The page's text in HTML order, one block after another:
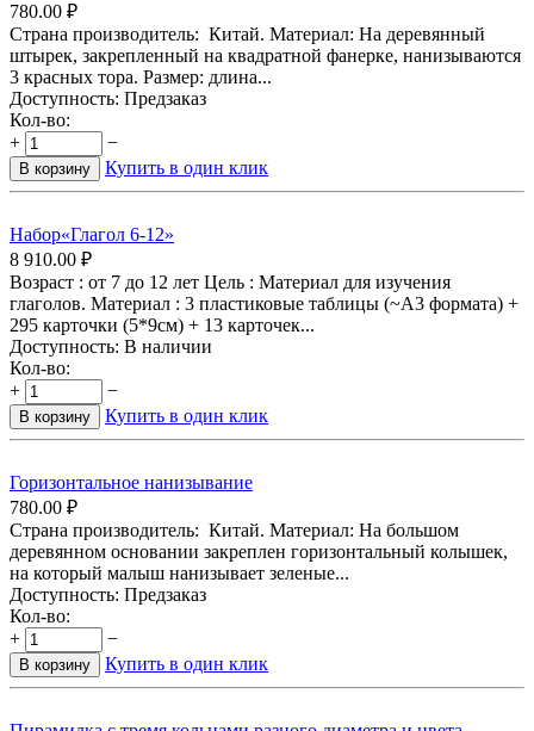
780.00 ₽
Страна производитель: Китай. Материал: На деревянный
штырек, закрепленный на квадратной фанерке, нанизываются
3 красных тора. Размер: длина...
Доступность: Предзаказ
Кол-во:
+
−
В корзину Купить в один клик
Набор«Глагол 6-12»
8 910.00 ₽
Возраст : от 7 до 12 лет Цель : Материал для изучения
глаголов. Материал : 3 пластиковые таблицы (~А3 формата) +
295 карточки (5*9см) + 13 карточек...
Доступность: В наличии
Кол-во:
+
−
В корзину Купить в один клик
Горизонтальное нанизывание
780.00 ₽
Страна производитель: Китай. Материал: На большом
деревянном основании закреплен горизонтальный колышек,
на который малыш нанизывает зеленые...
Доступность: Предзаказ
Кол-во:
+
−
В корзину Купить в один клик